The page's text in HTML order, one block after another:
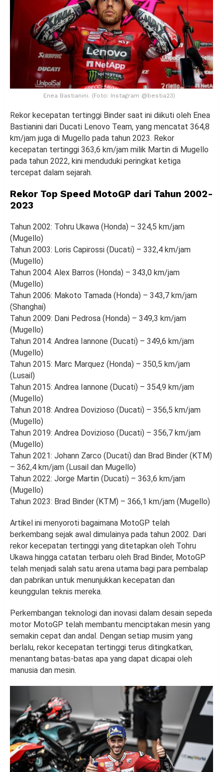
Enea Bastianini. (Foto: Instagram @bestia23)
Rekor kecepatan tertinggi Binder saat ini diikuti oleh Enea
Bastianini dari Ducati Lenovo Team, yang mencatat 364,8
km/jam juga di Mugello pada tahun 2023. Rekor
kecepatan tertinggi 363,6 km/jam milik Martin di Mugello
pada tahun 2022, kini menduduki peringkat ketiga
tercepat dalam sejarah.
Rekor Top Speed MotoGP dari Tahun 2002-
2023
Tahun 2002: Tohru Ukawa (Honda) – 324,5 km/jam
(Mugello)
Tahun 2003: Loris Capirossi (Ducati) – 332,4 km/jam
(Mugello)
Tahun 2004: Alex Barros (Honda) – 343,0 km/jam
(Mugello)
Tahun 2006: Makoto Tamada (Honda) – 343,7 km/jam
(Shanghai)
Tahun 2009: Dani Pedrosa (Honda) – 349,3 km/jam
(Mugello)
Tahun 2014: Andrea Iannone (Ducati) – 349,6 km/jam
(Mugello)
Tahun 2015: Marc Marquez (Honda) – 350,5 km/jam
(Lusail)
Tahun 2015: Andrea Iannone (Ducati) – 354,9 km/jam
(Mugello)
Tahun 2018: Andrea Dovizioso (Ducati) – 356,5 km/jam
(Mugello)
Tahun 2019: Andrea Dovizioso (Ducati) – 356,7 km/jam
(Mugello)
Tahun 2021: Johann Zarco (Ducati) dan Brad Binder (KTM)
– 362,4 km/jam (Lusail dan Mugello)
Tahun 2022: Jorge Martin (Ducati) – 363,6 km/jam
(Mugello)
Tahun 2023: Brad Binder (KTM) – 366,1 km/jam (Mugello)
Artikel ini menyoroti bagaimana MotoGP telah
berkembang sejak awal dimulainya pada tahun 2002. Dari
rekor kecepatan tertinggi yang ditetapkan oleh Tohru
Ukawa hingga catatan terbaru oleh Brad Binder, MotoGP
telah menjadi salah satu arena utama bagi para pembalap
dan pabrikan untuk menunjukkan kecepatan dan
keunggulan teknis mereka.
Perkembangan teknologi dan inovasi dalam desain sepeda
motor MotoGP telah membantu menciptakan mesin yang
semakin cepat dan andal. Dengan setiap musim yang
berlalu, rekor kecepatan tertinggi terus ditingkatkan,
menantang batas-batas apa yang dapat dicapai oleh
manusia dan mesin.